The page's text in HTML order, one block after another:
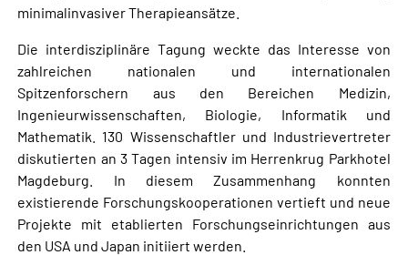
minimalinvasiver Therapieansätze.
Die interdisziplinäre Tagung weckte das Interesse von
zahlreichen nationalen und internationalen
Spitzenforschern aus den Bereichen Medizin,
Ingenieurwissenschaften, Biologie, Informatik und
Mathematik. 130 Wissenschaftler und Industrievertreter
diskutierten an 3 Tagen intensiv im Herrenkrug Parkhotel
Magdeburg. In diesem Zusammenhang konnten
existierende Forschungskooperationen vertieft und neue
Projekte mit etablierten Forschungseinrichtungen aus
den USA und Japan initiiert werden.